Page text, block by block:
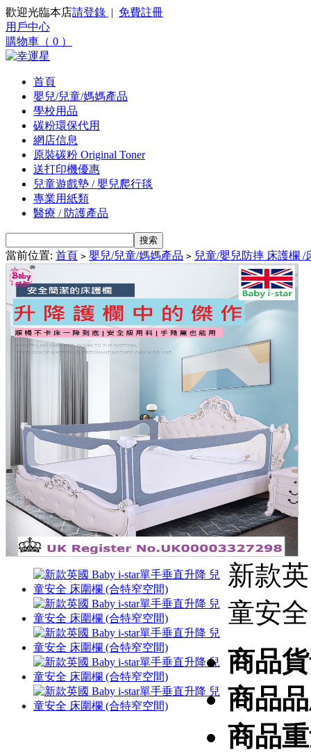
歡迎光臨本店請登錄 | 免費註冊
用戶中心
購物車（ 0 ）
首頁
嬰兒/兒童/媽媽產品
學校用品
碳粉環保代用
網店信息
原裝碳粉 Original Toner
送打印機優惠
兒童遊戲墊 / 嬰兒爬行毯
專業用紙類
醫療 / 防護產品
當前位置: 首頁 > 嬰兒/兒童/媽媽產品 > 兒童/嬰兒防摔 床護欄 /
新款
童安
商品
商品
商品